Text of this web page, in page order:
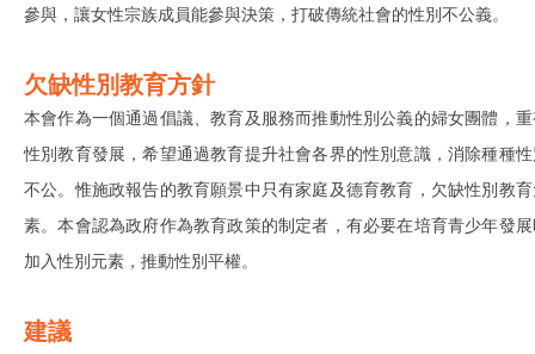
參與，讓女性宗族成員能參與決策，打破傳統社會的性別不公義。
欠缺性別教育方針
本會作為一個通過倡議、教育及服務而推動性別公義的婦女團體，
性別教育發展，希望通過教育提升社會各界的性別意識，消除種種
不公。惟施政報告的教育願景中只有家庭及德育教育，欠缺性別教
素。本會認為政府作為教育政策的制定者，有必要在培育青少年發
加入性別元素，推動性別平權。
建議